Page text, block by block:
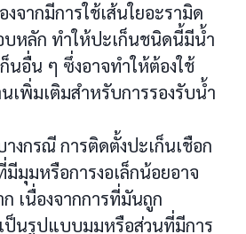
งจากมีการใช้เส้นใยอะรามิด
บหลัก ทำให้ปะเก็นชนิดนี้มีน้ำ
นอื่น ๆ ซึ่งอาจทำให้ต้องใช้
เพิ่มเติมสำหรับการรองรับน้ำ
างกรณี การติดตั้งปะเก็นเชือก
มุมหรือการงอเล็กน้อยอาจ
เนื่องจากการที่มันถูก
ป็นรูปแบบมุมหรือส่วนที่มีการ